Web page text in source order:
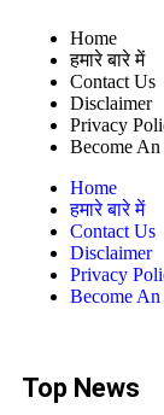
Home
हमारे बारे में
Contact Us
Disclaimer
Privacy
Become
Home
हमारे बारे में
Contact Us
Disclaimer
Privacy
Become
Top News